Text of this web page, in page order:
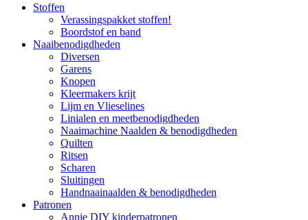
Stoffen
Verassingspakket stoffen!
Boordstof en band
Naaibenodigdheden
Diversen
Garens
Knopen
Kleermakers krijt
Lijm en Vlieselines
Linialen en meetbenodigdheden
Naaimachine Naalden & benodigdheden
Quilten
Ritsen
Scharen
Sluitingen
Handnaainaalden & benodigdheden
Patronen
Annie DIY kinderpatronen